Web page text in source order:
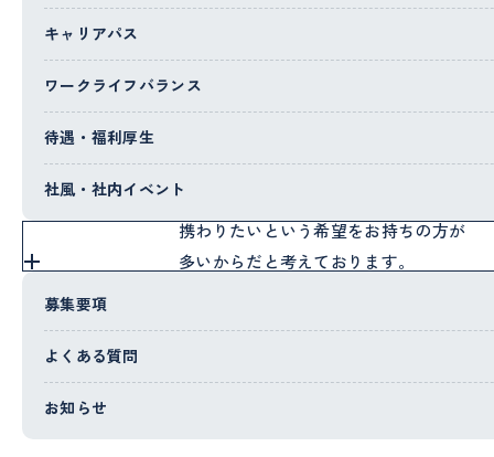
キャリアパス
ワークライフバランス
待遇・福利厚生
社風・社内イベント
募集要項
よくある質問
お知らせ
もちろんのこと、他の税理士事務所や
く、採用についてのお問い合わせもよ
くいただきます。
務申告だけでなく、資産税・相続税な
ど幅広い知識を得たり、実際の業務に
携わりたいという希望をお持ちの方が
多いからだと考えております。
動画で知る税務コンサルタントの仕事